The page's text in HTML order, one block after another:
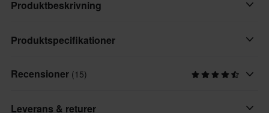
Produktbeskrivning
Proworks Flex-bromshandtaget är ett högkvalitativt och hållbart
tillverkat av smidd 6061 T6-aluminium och har en flexibel design
som böjer sig för att förhindra att det går sönder vid stötar.
Produktspecifikationer
Varumärke
Recensioner (15)
Leverans & returer